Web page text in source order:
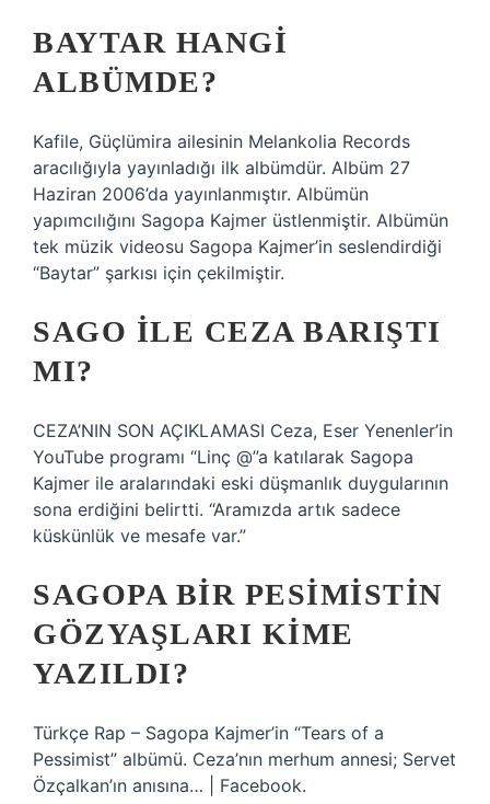
BAYTAR HANGI
ALBÜMDE?
Kafile, Güçlümira ailesinin Melankolia Records
aracılığıyla yayınladığı ilk albümdür. Albüm 27
Haziran 2006’da yayınlanmıştır. Albümün
yapımcılığını Sagopa Kajmer üstlenmiştir. Albümün
tek müzik videosu Sagopa Kajmer’in seslendirdiği
“Baytar” şarkısı için çekilmiştir.
SAGO ILE CEZA BARIŞTI
MI?
CEZA’NIN SON AÇIKLAMASI Ceza, Eser Yenenler’in
YouTube programı “Linç @”a katılarak Sagopa
Kajmer ile aralarındaki eski düşmanlık duygularının
sona erdiğini belirtti. “Aramızda artık sadece
küskünlük ve mesafe var.”
SAGOPA BIR PESIMISTIN
GÖZYAŞLARI KIME
YAZILDI?
Türkçe Rap – Sagopa Kajmer’in “Tears of a
Pessimist” albümü. Ceza’nın merhum annesi; Servet
Özçalkan’ın anısına… | Facebook.